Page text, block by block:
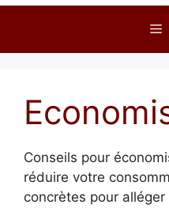
Conseils pour
réduire votre
concrètes pour